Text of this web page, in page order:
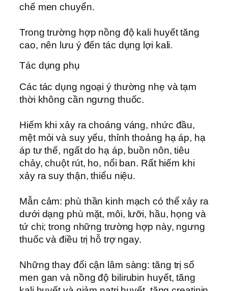
chế men chuyển.
Trong trường hợp nồng độ kali huyết tăng
cao, nên lưu ý đến tác dụng lợi kali.
Tác dụng phụ
Các tác dụng ngoại ý thường nhẹ và tạm
thời không cần ngưng thuốc.
Hiếm khi xảy ra choáng váng, nhức đầu,
mệt mỏi và suy yếu, thỉnh thoảng hạ áp, hạ
áp tư thế, ngất do hạ áp, buồn nôn, tiêu
chảy, chuột rút, ho, nổi ban. Rất hiếm khi
xảy ra suy thận, thiểu niệu.
Mẫn cảm: phù thần kinh mạch có thể xảy ra
dưới dạng phù mặt, môi, lưỡi, hầu, họng và
tứ chi; trong những trường hợp này, ngưng
thuốc và điều trị hỗ trợ ngay.
Những thay đổi cận lâm sàng: tăng trị số
men gan và nồng độ bilirubin huyết, tăng